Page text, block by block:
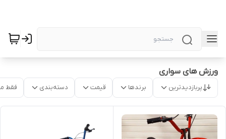
ورزش های سواری
پربازدیدترین برندها قیمت دسته‌بندی فقط